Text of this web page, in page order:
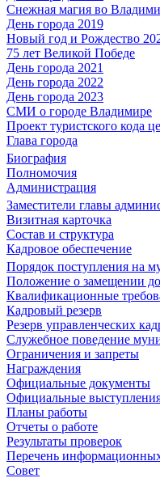
Снежная магия во
День города 2019
Новый год и Рождество
75 лет Великой Победе
День города 2021
День города 2022
День города 2023
СМИ о городе Владимире
Проект туристского кода
Глава города
Биография
Полномочия
Администрация
Заместители главы
Визитная карточка
Состав и структура
Кадровое обеспечение
Порядок поступления на
Положение о замещении
Квалификационные
Кадровый резерв
Резерв управленческих
Служебное поведение
Ограничения и запреты
Награждения
Официальные документы
Официальные
Планы работы
Отчеты о работе
Результаты проверок
Перечень
Совет